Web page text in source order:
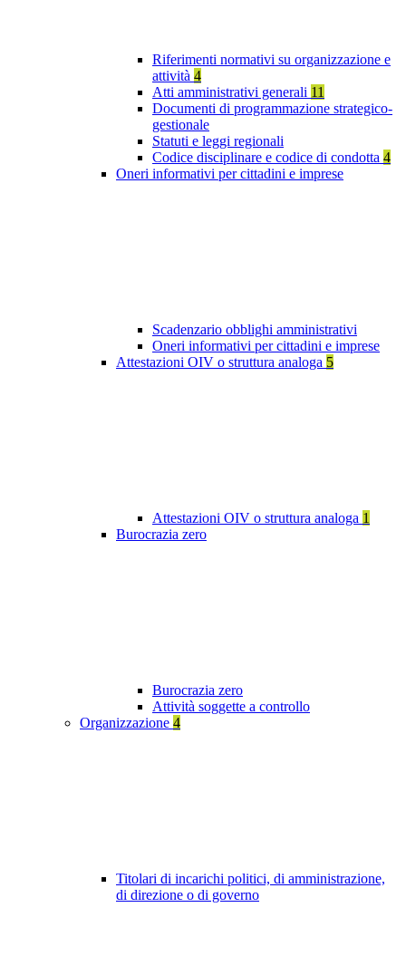
Riferimenti normativi su organizzazione e
attività 4
Atti amministrativi generali 11
Documenti di programmazione strategico-
gestionale
Statuti e leggi regionali
Codice disciplinare e codice di condotta 4
Oneri informativi per cittadini e imprese
Scadenzario obblighi amministrativi
Oneri informativi per cittadini e imprese
Attestazioni OIV o struttura analoga 5
Attestazioni OIV o struttura analoga 1
Burocrazia zero
Burocrazia zero
Attività soggette a controllo
Organizzazione 4
Titolari di incarichi politici, di amministrazione,
di direzione o di governo